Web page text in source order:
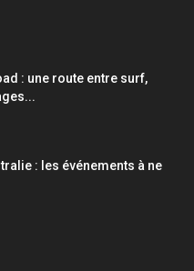
: une route entre surf,
: les événements à ne